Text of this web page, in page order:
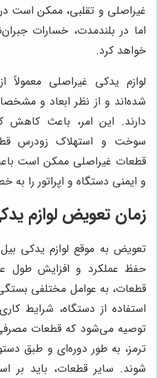
غیراصلی و تقلبی، ممکن است در
اما در بلندمدت، خسارات
خواهد کرد.
لوازم یدکی غیراصلی معمولاً
شده‌اند و از نظر ابعاد و
دارند. این امر، باعث کاهش
سوخت و استهلاک زودرس
قطعات غیراصلی ممکن است
و ایمنی دستگاه و اپراتور را به
زمان تعویض لوازم
تعویض به موقع لوازم یدکی
حفظ عملکرد و افزایش طول
قطعات، به عوامل مختلفی
استفاده از دستگاه، شرایط
توصیه می‌شود که قطعات مصرفی
ترمز، به طور دوره‌ای و طبق
شوند. سایر قطعات، باید بر